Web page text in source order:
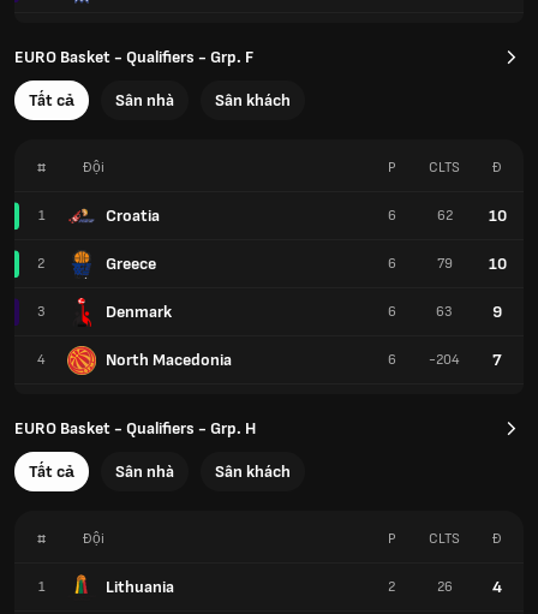
EURO Basket - Qualifiers - Grp. F
Tất cả Sân nhà Sân khách
# Đội
1 Croatia
2 Greece
3 Denmark
4 North Macedonia
P CLTS Đ
6 62 10
6 79 10
6 63 9
6 -204 7
EURO Basket - Qualifiers - Grp. H
Tất cả Sân nhà Sân khách
# Đội
1 Lithuania
P CLTS Đ
2 26 4